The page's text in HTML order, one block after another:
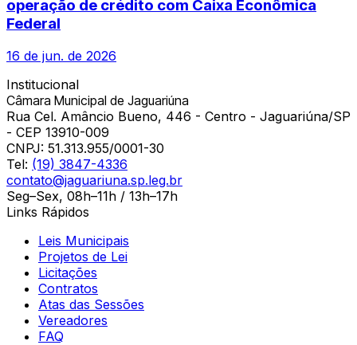
operação de crédito com Caixa Econômica
Federal
16 de jun. de 2026
Institucional
Câmara Municipal de Jaguariúna
Rua Cel. Amâncio Bueno, 446 - Centro - Jaguariúna/SP
- CEP 13910-009
CNPJ: 51.313.955/0001-30
Tel: (19) 3847-4336
contato@jaguariuna.sp.leg.br
Seg–Sex, 08h–11h / 13h–17h
Links Rápidos
Leis Municipais
Projetos de Lei
Licitações
Contratos
Atas das Sessões
Vereadores
FAQ